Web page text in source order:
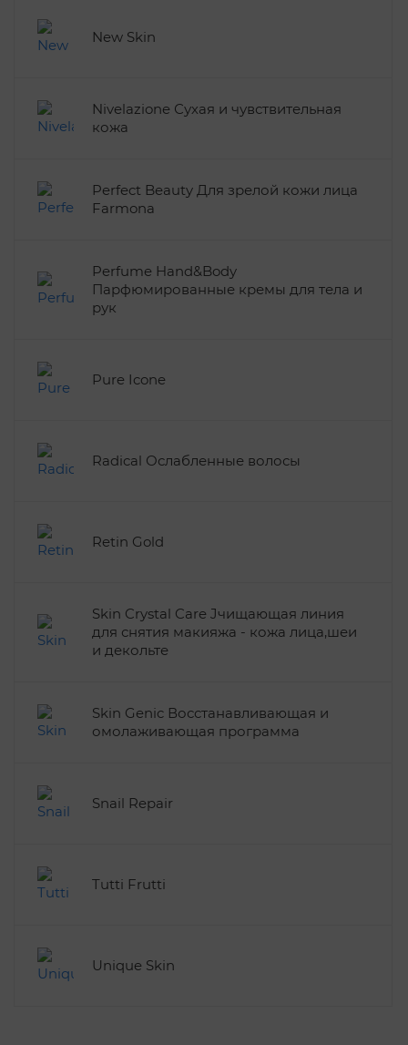
New Skin
Nivelazione Сухая и чувствительная
кожа
Perfect Beauty Для зрелой кожи лица
Farmona
Perfume Hand&Body
Парфюмированные кремы для тела и
рук
Pure Icone
Radical Ослабленные волосы
Retin Gold
Skin Crystal Care Jчищающая линия
для снятия макияжа - кожа лица,шеи
и декольте
Skin Genic Восстанавливающая и
омолаживающая программа
Snail Repair
Tutti Frutti
Unique Skin